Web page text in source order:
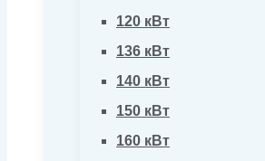
120 кВт
136 кВт
140 кВт
150 кВт
160 кВт